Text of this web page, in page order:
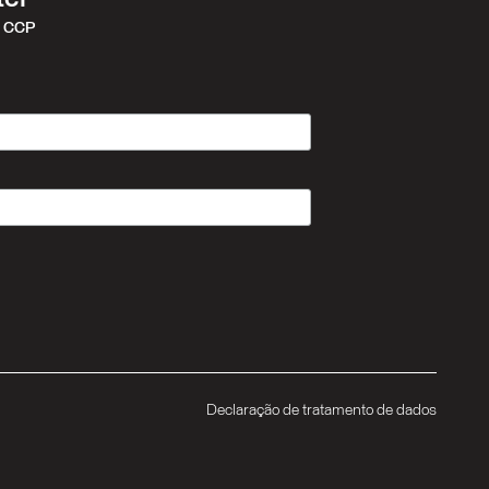
Declaração de tratamento de dados